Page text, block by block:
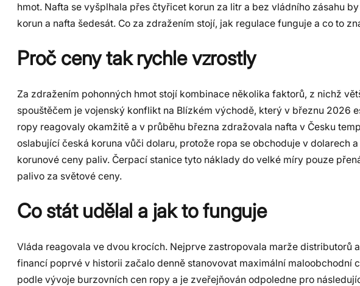
hmot. Nafta se vyšplhala přes čtyřicet korun za litr a bez vládního zásahu
korun a nafta šedesát. Co za zdražením stojí, jak regulace funguje a co to
Proč ceny tak rychle vzrostly
Za zdražením pohonných hmot stojí kombinace několika faktorů, z nichž
spouštěčem je vojenský konflikt na Blízkém východě, který v březnu 2026
ropy reagovaly okamžitě a v průběhu března zdražovala nafta v Česku
oslabující česká koruna vůči dolaru, protože ropa se obchoduje v dolarech
korunové ceny paliv. Čerpací stanice tyto náklady do velké míry pouze
palivo za světové ceny.
Co stát udělal a jak to funguje
Vláda reagovala ve dvou krocích. Nejprve zastropovala marže distributorů
financí poprvé v historii začalo denně stanovovat maximální maloobchodní
podle vývoje burzovních cen ropy a je zveřejňován odpoledne pro